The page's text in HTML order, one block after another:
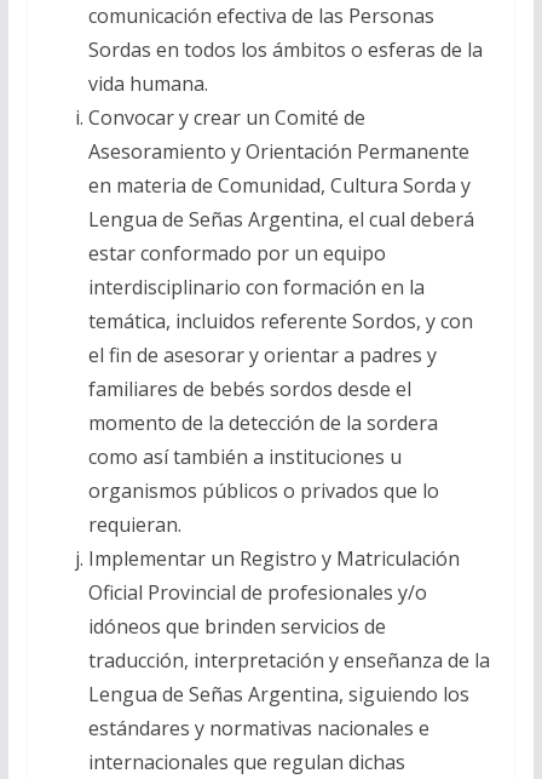
comunicación efectiva de las Personas
Sordas en todos los ámbitos o esferas de la
vida humana.
Convocar y crear un Comité de
Asesoramiento y Orientación Permanente
en materia de Comunidad, Cultura Sorda y
Lengua de Señas Argentina, el cual deberá
estar conformado por un equipo
interdisciplinario con formación en la
temática, incluidos referente Sordos, y con
el fin de asesorar y orientar a padres y
familiares de bebés sordos desde el
momento de la detección de la sordera
como así también a instituciones u
organismos públicos o privados que lo
requieran.
Implementar un Registro y Matriculación
Oficial Provincial de profesionales y/o
idóneos que brinden servicios de
traducción, interpretación y enseñanza de la
Lengua de Señas Argentina, siguiendo los
estándares y normativas nacionales e
internacionales que regulan dichas